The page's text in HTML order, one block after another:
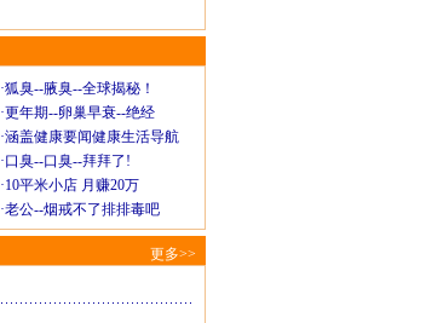
·狐臭--腋臭--全球揭秘！
·更年期--卵巢早衰--绝经
·涵盖健康要闻健康生活导航
·口臭--口臭--拜拜了!
·10平米小店 月赚20万
·老公--烟戒不了排排毒吧
更多>>